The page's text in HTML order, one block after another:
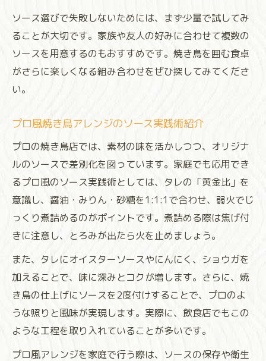
ソース選びで失敗しないためには、まず少量で試してみ
ることが大切です。家族や友人の好みに合わせて複数の
ソースを用意するのもおすすめです。焼き鳥を囲む食卓
がさらに楽しくなる組み合わせをぜひ探してみてくださ
い。
プロ風焼き鳥アレンジのソース実践術紹介
プロの焼き鳥店では、素材の味を活かしつつ、オリジナ
ルのソースで差別化を図っています。家庭でも応用でき
るプロ風のソース実践術としては、タレの「黄金比」を
意識し、醤油・みりん・砂糖を1:1:1で合わせ、弱火でじ
っくり煮詰めるのがポイントです。煮詰める際は焦げ付
きに注意し、とろみが出たら火を止めましょう。
また、タレにオイスターソースやにんにく、ショウガを
加えることで、味に深みとコクが増します。さらに、焼
き鳥の仕上げにソースを2度付けすることで、プロのよ
うな照りと風味が実現します。実際に、飲食店でもこの
ような工程を取り入れていることが多いです。
プロ風アレンジを家庭で行う際は、ソースの保存や衛生